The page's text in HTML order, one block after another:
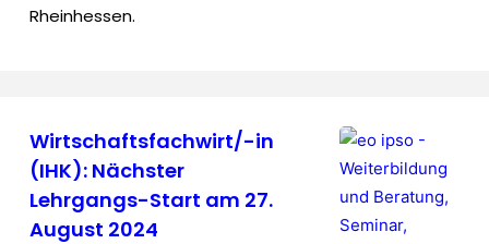
Rheinhessen.
Wirtschaftsfachwirt/-in
(IHK): Nächster
Lehrgangs-Start am 27.
August 2024